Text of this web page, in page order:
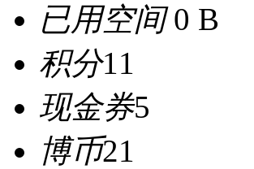
已用空间0 B
积分11
现金券5
博币21